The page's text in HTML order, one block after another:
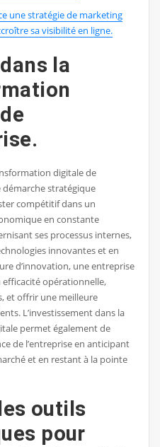
une stratégie de marketing
sa visibilité en ligne.
la
digitale de
démarche stratégique
compétitif dans un
en constante
ses processus internes,
innovantes et en
d’innovation, une entreprise
opérationnelle,
et offrir une meilleure
L’investissement dans la
permet également de
de l’entreprise en anticipant
et en restant à la pointe
outils
pour